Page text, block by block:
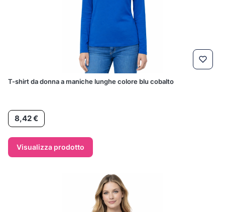
T-shirt da donna a maniche lunghe colore blu cobalto
Prezzo
8,42 €
Visualizza prodotto